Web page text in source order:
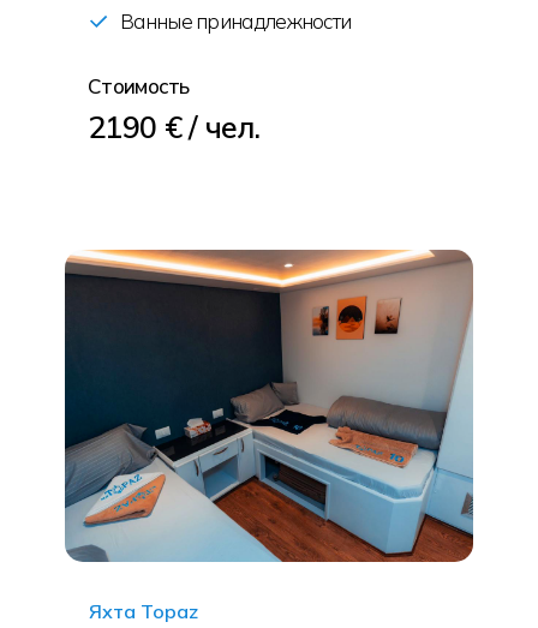
Стоимость
2190 € / чел.
Ванные принадлежности
Яхта Topaz